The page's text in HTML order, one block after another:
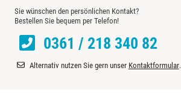
Sie wünschen den persönlichen Kontakt?
Bestellen Sie bequem per Telefon!
0361 / 218 340 82
Alternativ nutzen Sie gern unser Kontaktformular.